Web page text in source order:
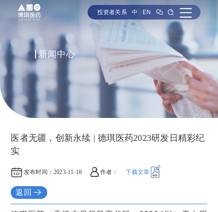
投资者关系 中 EN
新闻中心
医者无疆，创新永续 | 德琪医药2023研发日精彩纪
实
发布时间： 2023-11-18 作者： 下载文章
返回